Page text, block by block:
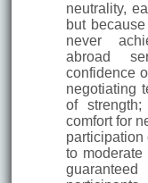
neutrality,
but
never
abroad
confidence
negotiating
of
comfort for
participation
to